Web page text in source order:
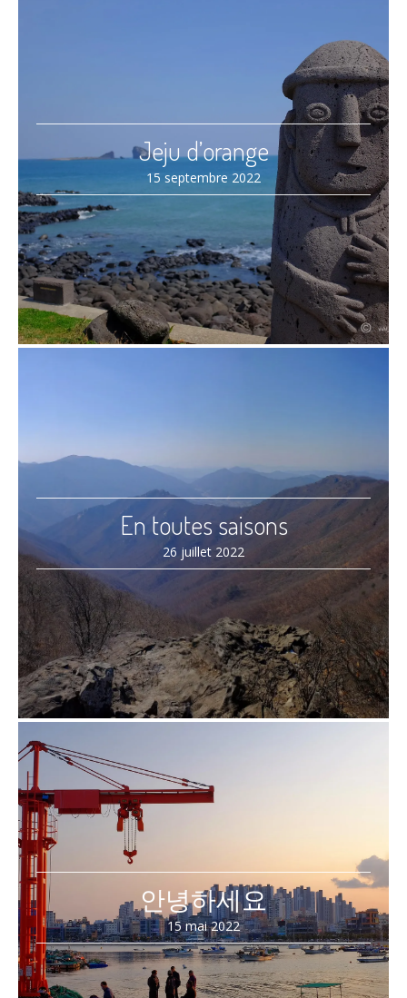
Jeju d’orange
15 septembre 2022
En toutes saisons
26 juillet 2022
안녕하세요
15 mai 2022